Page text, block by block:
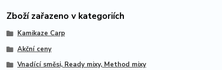
Zboží zařazeno v kategoriích
Kamikaze Carp
Akční ceny
Vnadící směsi, Ready mixy, Method mixy